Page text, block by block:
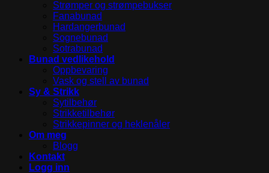
Strømper og strømpebukser
Fanabunad
Hardangerbunad
Sognebunad
Sotrabunad
Bunad vedlikehold
Oppbevaring
Vask og stell av bunad
Sy & Strikk
Sytilbehør
Strikketilbehør
Strikkepinner og heklenåler
Om meg
Blogg
Kontakt
Logg inn